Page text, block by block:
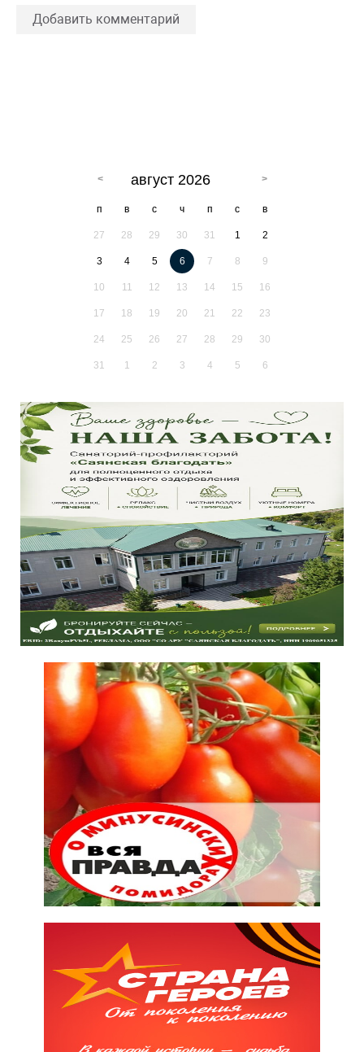
Добавить комментарий
август 2026
п в с ч п с в
27 28 29 30 31 1 2
3 4 5 6 7 8 9
10 11 12 13 14 15 16
17 18 19 20 21 22 23
24 25 26 27 28 29 30
31 1 2 3 4 5 6